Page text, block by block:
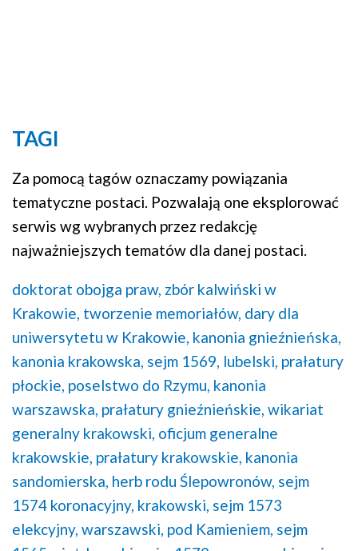
TAGI
Za pomocą tagów oznaczamy powiązania
tematyczne postaci. Pozwalają one eksplorować
serwis wg wybranych przez redakcję
najważniejszych tematów dla danej postaci.
doktorat obojga praw, zbór kalwiński w
Krakowie, tworzenie memoriałów, dary dla
uniwersytetu w Krakowie, kanonia gnieźnieńska,
kanonia krakowska, sejm 1569, lubelski, prałatury
płockie, poselstwo do Rzymu, kanonia
warszawska, prałatury gnieźnieńskie, wikariat
generalny krakowski, oficjum generalne
krakowskie, prałatury krakowskie, kanonia
sandomierska, herb rodu Ślepowronów, sejm
1574 koronacyjny, krakowski, sejm 1573
elekcyjny, warszawski, pod Kamieniem, sejm